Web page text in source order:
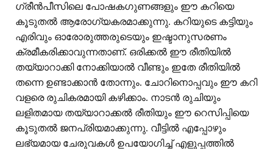
ഗ്രീൻപീസിലെ പോഷകഗുണങ്ങളും ഈ കറിയെ
കൂടുതൽ ആരോഗ്യകരമാക്കുന്നു. കറിയുടെ കട്ടിയും
എരിവും ഓരോരുത്തരുടെയും ഇഷ്ടാനുസരണം
ക്രമീകരിക്കാവുന്നതാണ്. ഒരിക്കൽ ഈ രീതിയിൽ
തയ്യാറാക്കി നോക്കിയാൽ വീണ്ടും ഇതേ രീതിയിൽ
തന്നെ ഉണ്ടാക്കാൻ തോന്നും. ചോറിനൊപ്പവും ഈ കറി
വളരെ രുചികരമായി കഴിക്കാം. നാടൻ രുചിയും
ലളിതമായ തയ്യാറാക്കൽ രീതിയും ഈ റെസിപ്പിയെ
കൂടുതൽ ജനപ്രിയമാക്കുന്നു. വീട്ടിൽ എപ്പോഴും
ലഭ്യമായ ചേരുവകൾ ഉപയോഗിച്ച് എളുപ്പത്തിൽ